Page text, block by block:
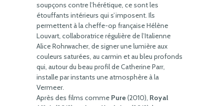
soupçons contre l’hérétique, ce sont les
étouffants intérieurs qui s’imposent. Ils
permettent à la cheffe-op française Hélène
Louvart, collaboratrice régulière de l’Italienne
Alice Rohrwacher, de signer une lumière aux
couleurs saturées, au carmin et au bleu profonds
qui, autour du beau profil de Catherine Parr,
installe par instants une atmosphère à la
Vermeer.
Après des films comme Pure(2010), Royal